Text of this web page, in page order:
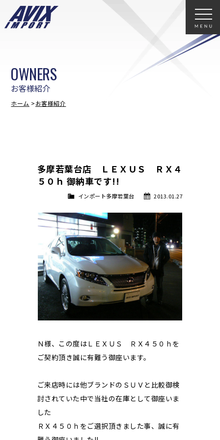
お客様紹介
OWNERS
ホーム お客様紹介
多摩若葉台店 ＬＥＸＵＳ ＲＸ４
５０ｈ 御納車です!!
2013.01.27
インポート多摩若葉台
Ｎ様、この度はＬＥＸＵＳ ＲＸ４５０ｈを
ご契約頂き誠に有難う御座います。
ご来店時には他ブランドのＳＵＶと比較御検
討されていた中で当社の在庫として御座いま
した
ＲＸ４５０ｈをご選択頂きました事、誠に有